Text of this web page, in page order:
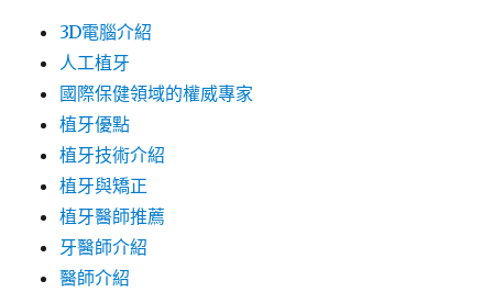
3D電腦介紹
人工植牙
國際保健領域的權威專家
植牙優點
植牙技術介紹
植牙與矯正
植牙醫師推薦
牙醫師介紹
醫師介紹